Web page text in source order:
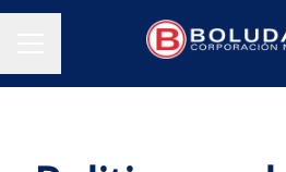
MENU CARRIÈRE